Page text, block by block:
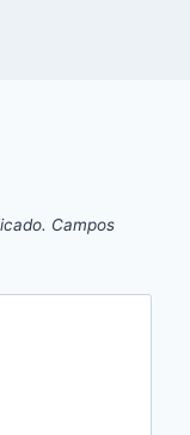
Campos